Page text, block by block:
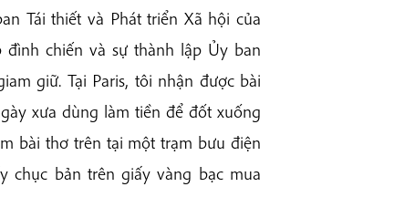
Tái thiết và Phát triển Xã hội của
chiến và sự thành lập Ủy ban
giữ. Tại Paris, tôi nhận được bài
xưa dùng làm tiền để đốt xuống
bài thơ trên tại một trạm bưu điện
chục bản trên giấy vàng bạc mua